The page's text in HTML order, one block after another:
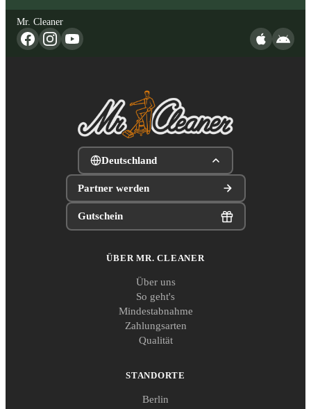
Mr. Cleaner
Deutschland
Partner werden
Gutschein
ÜBER MR. CLEANER
Über uns
So geht's
Mindestabnahme
Zahlungsarten
Qualität
STANDORTE
Berlin